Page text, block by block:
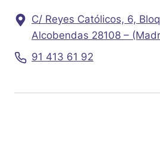
C/ Reyes Católicos, 6,
Alcobendas 28108 –
91 413 61 92